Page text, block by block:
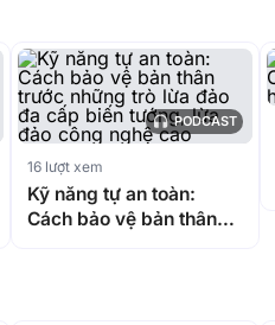
PODCAST
16 lượt xem
Kỹ năng tự an toàn:
Cách bảo vệ bản thân